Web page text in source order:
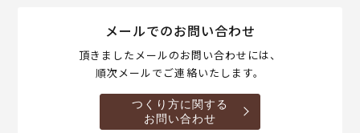
メールでのお問い合わせ
頂きましたメールのお問い合わせには、
順次メールでご連絡いたします。
つくり方に関する
お問い合わせ